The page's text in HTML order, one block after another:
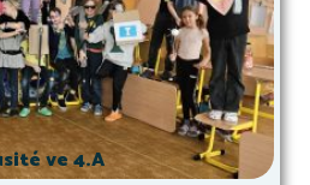
ve 4.A